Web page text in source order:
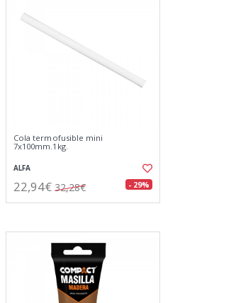
Cola termofusible mini
7x100mm.1kg.
ALFA
22,94€ 32,28€ - 29%